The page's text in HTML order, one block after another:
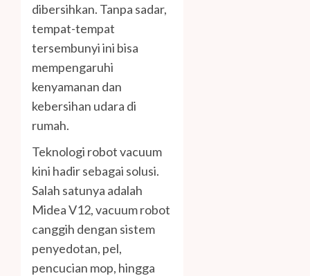
dibersihkan. Tanpa sadar,
tempat-tempat
tersembunyi ini bisa
mempengaruhi
kenyamanan dan
kebersihan udara di
rumah.
Teknologi robot vacuum
kini hadir sebagai solusi.
Salah satunya adalah
Midea V12, vacuum robot
canggih dengan sistem
penyedotan, pel,
pencucian mop, hingga